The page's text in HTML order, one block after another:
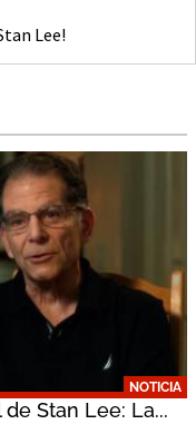
Lee!
NOTICIA
Stan Lee: La...